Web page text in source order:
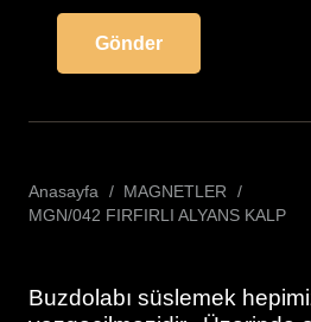
Anasayfa / MAGNETLER
/
MGN/042 FIRFIRLI ALYANS KALP
Buzdolabı süslemek